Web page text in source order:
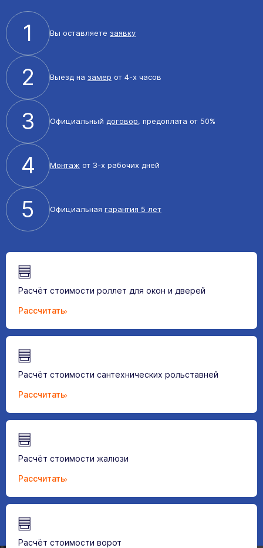
1 Вы оставляете заявку
2 Выезд на замер от 4-х часов
3 Официальный договор, предоплата от 50%
4 Монтаж от 3-х рабочих дней
5 Официальная гарантия 5 лет
Расчёт стоимости роллет для окон и дверей
Рассчитать
Расчёт стоимости сантехнических рольставней
Рассчитать
Расчёт стоимости жалюзи
Рассчитать
Расчёт стоимости ворот